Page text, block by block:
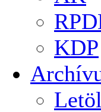
KDP